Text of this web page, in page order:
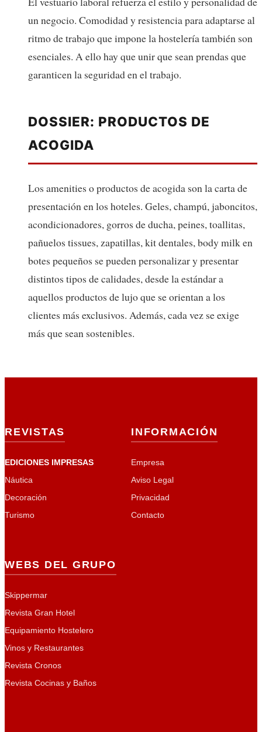
un negocio. Comodidad y resistencia para adaptarse al
ritmo de trabajo que impone la hostelería también son
esenciales. A ello hay que unir que sean prendas que
garanticen la seguridad en el trabajo.
DOSSIER: PRODUCTOS DE
ACOGIDA
Los amenities o productos de acogida son la carta de
presentación en los hoteles. Geles, champú, jaboncitos,
acondicionadores, gorros de ducha, peines, toallitas,
pañuelos tissues, zapatillas, kit dentales, body milk en
botes pequeños se pueden personalizar y presentar
distintos tipos de calidades, desde la estándar a
aquellos productos de lujo que se orientan a los
clientes más exclusivos. Además, cada vez se exige
más que sean sostenibles.
REVISTAS
EDICIONES IMPRESAS
Náutica
Decoración
Turismo
INFORMACIÓN
Empresa
Aviso Legal
Privacidad
Contacto
WEBS DEL GRUPO
Skippermar
Revista Gran Hotel
Equipamiento Hostelero
Vinos y Restaurantes
Revista Cronos
Revista Cocinas y Baños